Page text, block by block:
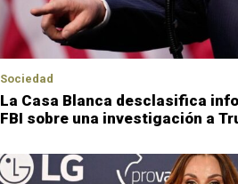
Sociedad
La Casa Blanca desclasifica
FBI sobre una investigación a